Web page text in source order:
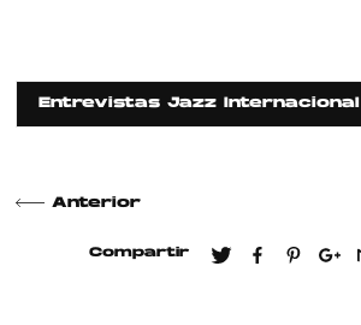
Entrevistas Jazz Internacional
Anterior
Compartir